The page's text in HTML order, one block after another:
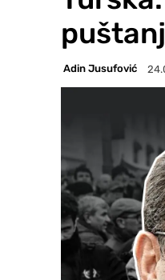
Adin Jusufović